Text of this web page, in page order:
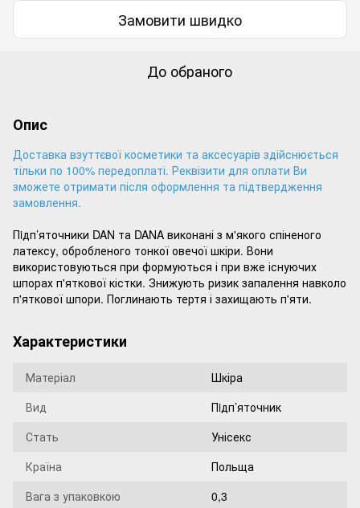
Замовити швидко
До обраного
Опис
Доставка взуттєвої косметики та аксесуарів здійснюється
тільки по 100% передоплаті. Реквізити для оплати Ви
зможете отримати після оформлення та підтвердження
замовлення.
Пiдп’яточники DAN та DANA виконані з м'якого спіненого
латексу, обробленого тонкої овечої шкіри. Вони
використовуються при формуються і при вже існуючих
шпорах п'яткової кістки. Знижують ризик запалення навколо
п'яткової шпори. Поглинають тертя і захищають п'яти.
Характеристики
Матеріал
Шкіра
Вид
Пiдп’яточник
Стать
Унісекс
Країна
Польща
Вага з упаковкою
0,3